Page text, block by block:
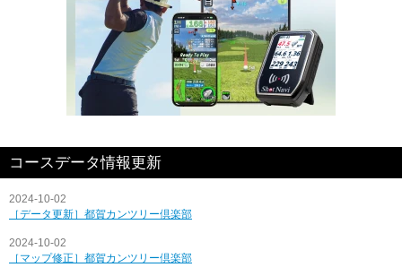
コースデータ情報更新
2024-10-02
［データ更新］都賀カンツリー倶楽部
2024-10-02
［マップ修正］都賀カンツリー倶楽部